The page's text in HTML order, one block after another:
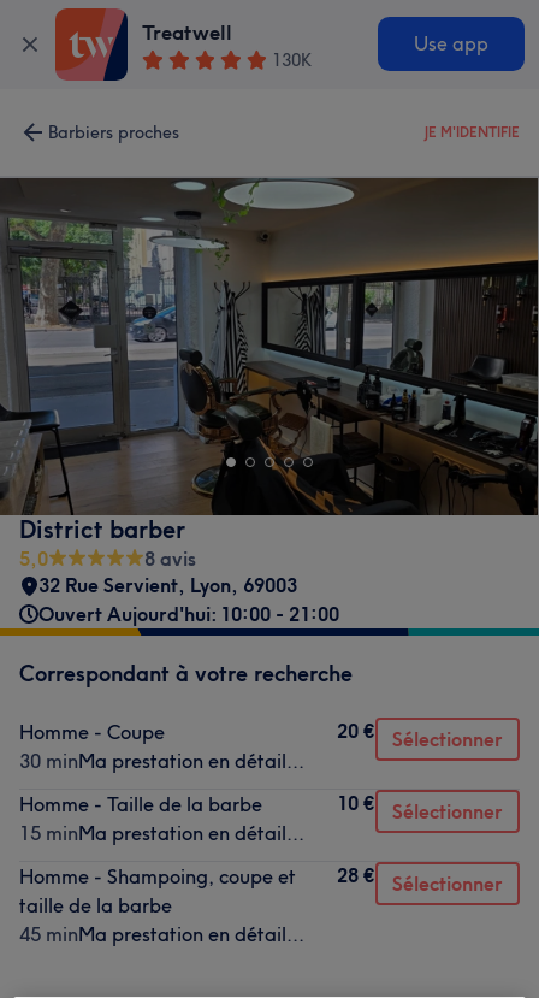
Treatwell
130K
Use app
Barbiers proches JE M'IDENTIFIE
District barber
5,0
8 avis
32 Rue Servient, Lyon, 69003
Ouvert Aujourd'hui: 10:00 - 21:00
Correspondant à votre recherche
Homme - Coupe
30 minMa prestation en détail...
20 € Sélectionner
Homme - Taille de la barbe
15 minMa prestation en détail...
10 € Sélectionner
Homme - Shampoing, coupe et
taille de la barbe
45 minMa prestation en détail...
28 € Sélectionner